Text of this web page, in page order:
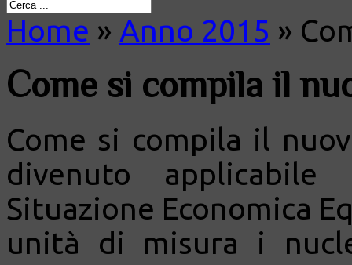
Home » Anno 2015 »
Come si compila il
Come si compila il
divenuto
Situazione Economica
unità di misura i